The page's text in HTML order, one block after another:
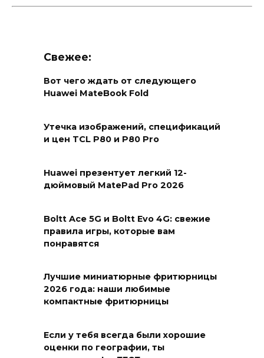
Свежее:
Вот чего ждать от следующего
Huawei MateBook Fold
Утечка изображений, спецификаций
и цен TCL P80 и P80 Pro
Huawei презентует легкий 12-
дюймовый MatePad Pro 2026
Boltt Ace 5G и Boltt Evo 4G: свежие
правила игры, которые вам
понравятся
Лучшие миниатюрные фритюрницы
2026 года: наши любимые
компактные фритюрницы
Если у тебя всегда были хорошие
оценки по географии, ты